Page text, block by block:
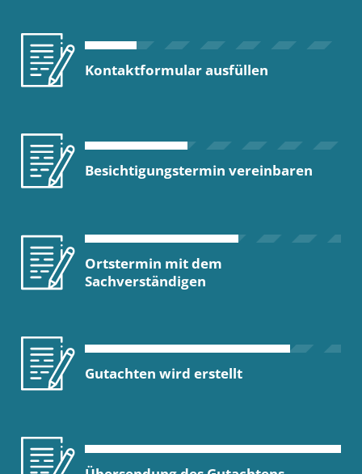
Kontaktformular ausfüllen
Besichtigungstermin vereinbaren
Ortstermin mit dem
Sachverständigen
Gutachten wird erstellt